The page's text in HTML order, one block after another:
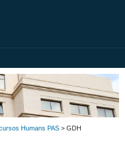
Humans PAS > GDH